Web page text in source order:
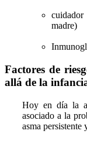
madre)
Factores de
allá de la
Hoy en día la
asociado a la
asma persistente